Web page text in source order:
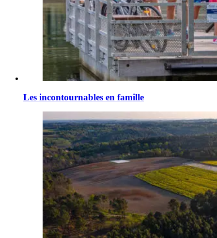
Les incontournables en famille